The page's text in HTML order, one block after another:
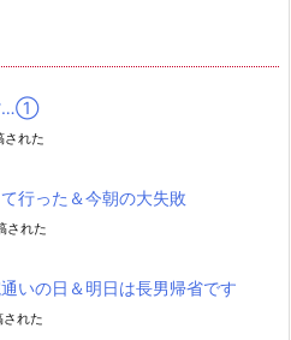
…➀
れた
行った＆今朝の大失敗
された
いの日＆明日は長男帰省です
れた